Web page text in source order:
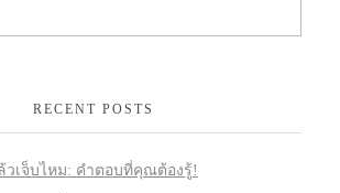
RECENT POSTS
วเจ็บไหม: คำตอบที่คุณต้องรู้!